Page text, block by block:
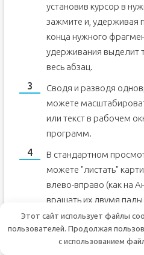
установив курсор в
зажмите и, удерживая
конца нужного
удерживания выделит
весь абзац.
Сводя и разводя
можете
или текст в рабочем
программ.
В стандартном
можете "листать"
влево-вправо (как на
вращать их двумя
указательный палец
это время находится в
Этот сайт использует файлы
пользователей. Продолжая
с использованием